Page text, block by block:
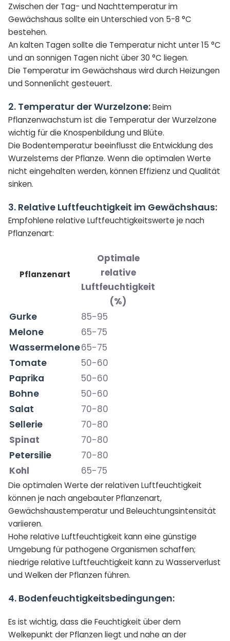
Zwischen der Tag- und Nachttemperatur im
Gewächshaus sollte ein Unterschied von 5-8 °C
bestehen.
An kalten Tagen sollte die Temperatur nicht unter 15 °C
und an sonnigen Tagen nicht über 30 °C liegen.
Die Temperatur im Gewächshaus wird durch Heizungen
und Sonnenlicht gesteuert.
2. Temperatur der Wurzelzone:Beim
Pflanzenwachstum ist die Temperatur der Wurzelzone
wichtig für die Knospenbildung und Blüte.
Die Bodentemperatur beeinflusst die Entwicklung des
Wurzelstems der Pflanze. Wenn die optimalen Werte
nicht eingehalten werden, können Effizienz und Qualität
sinken.
3. Relative Luftfeuchtigkeit im Gewächshaus:
Empfohlene relative Luftfeuchtigkeitswerte je nach
Pflanzenart:
Pflanzenart
Optimale
relative
Luftfeuchtigkeit
(%)
Gurke
85-95
Melone
65-75
Wassermelone65-75
Tomate
50-60
Paprika
50-60
Bohne
50-60
Salat
70-80
Sellerie
70-80
Spinat
70-80
Petersilie
70-80
Kohl
65-75
Die optimalen Werte der relativen Luftfeuchtigkeit
können je nach angebauter Pflanzenart,
Gewächshaustemperatur und Beleuchtungsintensität
variieren.
Hohe relative Luftfeuchtigkeit kann eine günstige
Umgebung für pathogene Organismen schaffen;
niedrige relative Luftfeuchtigkeit kann zu Wasserverlust
und Welken der Pflanzen führen.
4. Bodenfeuchtigkeitsbedingungen:
Es ist wichtig, dass die Feuchtigkeit über dem
Welkepunkt der Pflanzen liegt und nahe an der